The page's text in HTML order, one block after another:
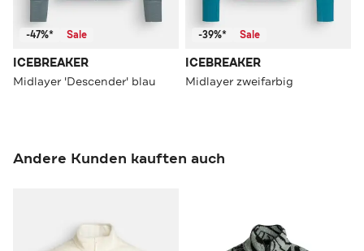
-47%* Sale
ICEBREAKER
Midlayer 'Descender' blau
-39%* Sale
ICEBREAKER
Midlayer zweifarbig
Andere Kunden kauften auch